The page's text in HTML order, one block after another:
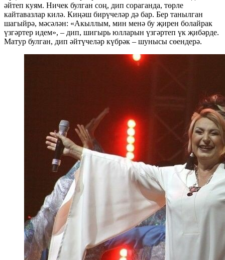
әйтеп куям. Ничек булган соң, дип сораганда, төрле
кайтавазлар килә. Киңәш бирүчеләр дә бар. Бер танылган
шагыйрә, мәсәлән: «Акыллым, мин менә бу җирен болайрак
үзгәртер идем», – дип, шигырь юлларын үзгәртеп үк җибәрде.
Матур булган, дип әйтүчеләр күбрәк – шунысы сөендерә.